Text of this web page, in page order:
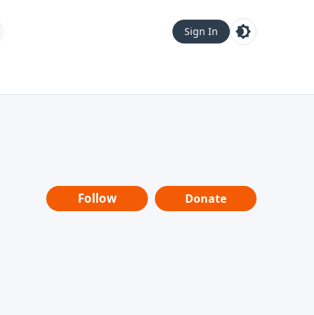
Sign In
Follow Donate